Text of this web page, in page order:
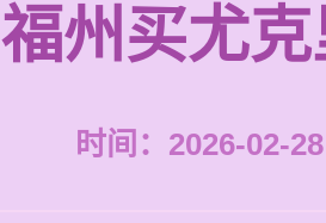
福州买尤
时间：2026-02-